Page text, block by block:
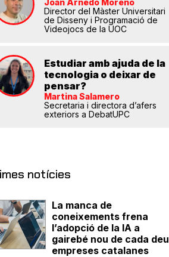
Joan Arnedo Moreno
Director del Màster Universitari
de Disseny i Programació de
Videojocs de la UOC
Estudiar amb ajuda de la
tecnologia o deixar de
pensar?
Martina Salamero
Secretaria i directora d’afers
exteriors a DebatUPC
notícies
La manca de
coneixements frena
l’adopció de la IA a
gairebé nou de cada deu
empreses catalanes